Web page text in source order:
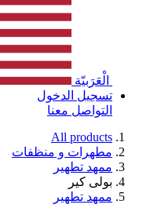
الْعَرَبيّة
تسجيل الدخول
التواصل معنا
All products
مطهرات و منظفات
ممهد تطهير
بولى كير
ممهد تطهير